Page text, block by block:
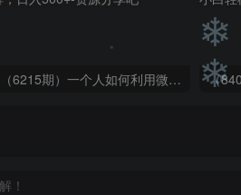
（6215期）一个人如何利用微信群自动群发引流，一星期装满200个群，日入500+
❄